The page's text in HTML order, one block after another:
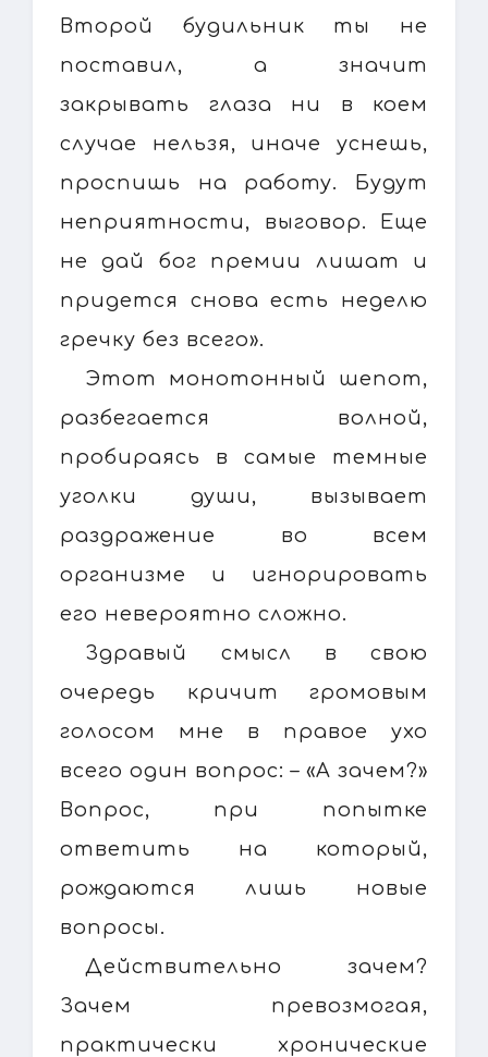
Второй будильник ты не
поставил, а значит
закрывать глаза ни в коем
случае нельзя, иначе уснешь,
проспишь на работу. Будут
неприятности, выговор. Еще
не дай бог премии лишат и
придется снова есть неделю
гречку без всего».
Этот монотонный шепот,
разбегается волной,
пробираясь в самые темные
уголки души, вызывает
раздражение во всем
организме и игнорировать
его невероятно сложно.
Здравый смысл в свою
очередь кричит громовым
голосом мне в правое ухо
всего один вопрос: – «А зачем?»
Вопрос, при попытке
ответить на который,
рождаются лишь новые
вопросы.
Действительно зачем?
Зачем превозмогая,
практически хронические